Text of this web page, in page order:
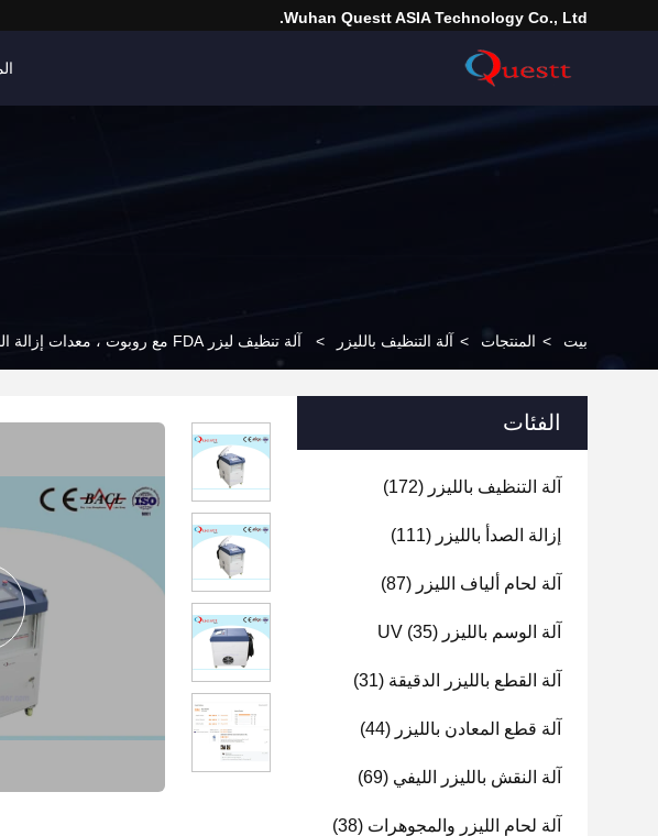
Wuhan Questt ASIA Technology Co., Ltd.
بيت > المنتجات > آلة التنظيف بالليزر > آلة تنظيف ليزر FDA مع روبوت ، معدات إزالة الصدأ بالليزر الأوتوماتيكية للمعادن
الفئات
آلة التنظيف بالليزر (172)
إزالة الصدأ بالليزر (111)
آلة لحام ألياف الليزر (87)
آلة الوسم بالليزر UV (35)
آلة القطع بالليزر الدقيقة (31)
آلة قطع المعادن بالليزر (44)
آلة النقش بالليزر الليفي (69)
آلة لحام الليزر والمجوهرات (38)